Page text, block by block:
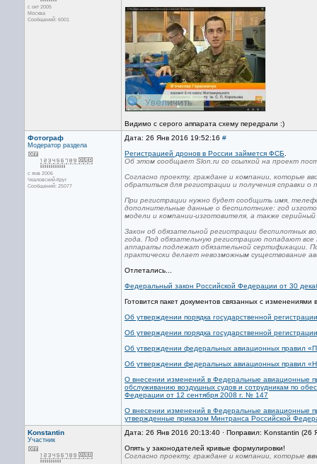
с окт 2005
Москва
Сообщений: 6001
Видимо с серого аппарата схему передрали :)
Фотограф
Модератор раздела
с янв 2006
Чкаловский-Круг
Сообщений: 25077
Дата: 26 Янв 2016 19:52:16 #
Регистрацией дронов в России займется ФСБ
Об этом сообщает Slon.ru со ссылкой на проект
Согласно проекту, граждане и компании, которые
обратиться для регистрации и получения справки
При регистрации нужно будет сообщить имя,
дополнительные данные о беспилотнике: год
модели и компании-изготовителя, а также
Закон об обязательной регистрации беспилотных
года. Под обязательную регистрацию попадают
аппараты подлежат обязательной сертификации.
практически делает невозможным существование
Отлетались...
Федеральный закон Российской Федерации от 30
Готовится пакет документов связанных с
Об утверждении порядка государственной
Об утверждении порядка государственной
Об утверждении федеральных авиационных правил
Об утверждении федеральных авиационных правил
О внесении изменений в Федеральные авиационные
обслуживанию воздушных судов и сотрудникам по
Федерации от 12 сентября 2008 г. № 147
О внесении изменений в Федеральные авиационные
утвержденные приказом Минтранса Российской
Konstantin
Участник
Дата: 26 Янв 2016 20:13:40 · Поправил: Konstantin
Опять у законодателей кривые формулировки!
Согласно проекту, граждане и компании, которые